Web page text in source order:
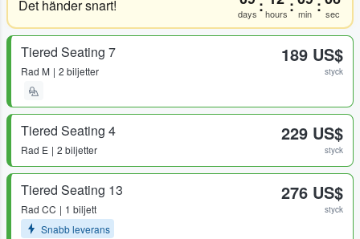
Det händer snart! days :hours : min : sec
Tiered Seating 7
Rad M 2 biljetter
189 US$
styck
Tiered Seating 4
Rad E 2 biljetter
229 US$
styck
Tiered Seating 13
Rad CC
1 biljett
Snabb leverans
276 US$
styck